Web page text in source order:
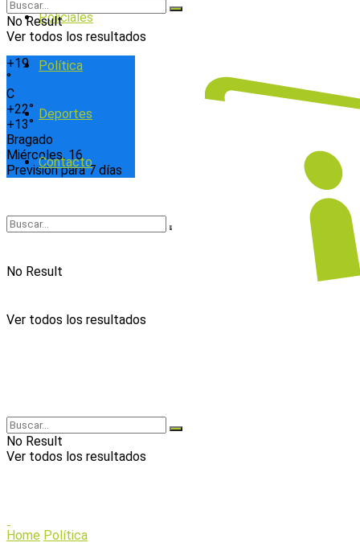
+19
°
C
+22°
+13°
Bragado
Miércoles, 16
Previsión para 7 días
Policiales
Política
Deportes
Contacto
No Result
Ver todos los resultados
No Result
Ver todos los resultados
No Result
Ver todos los resultados
Home Política